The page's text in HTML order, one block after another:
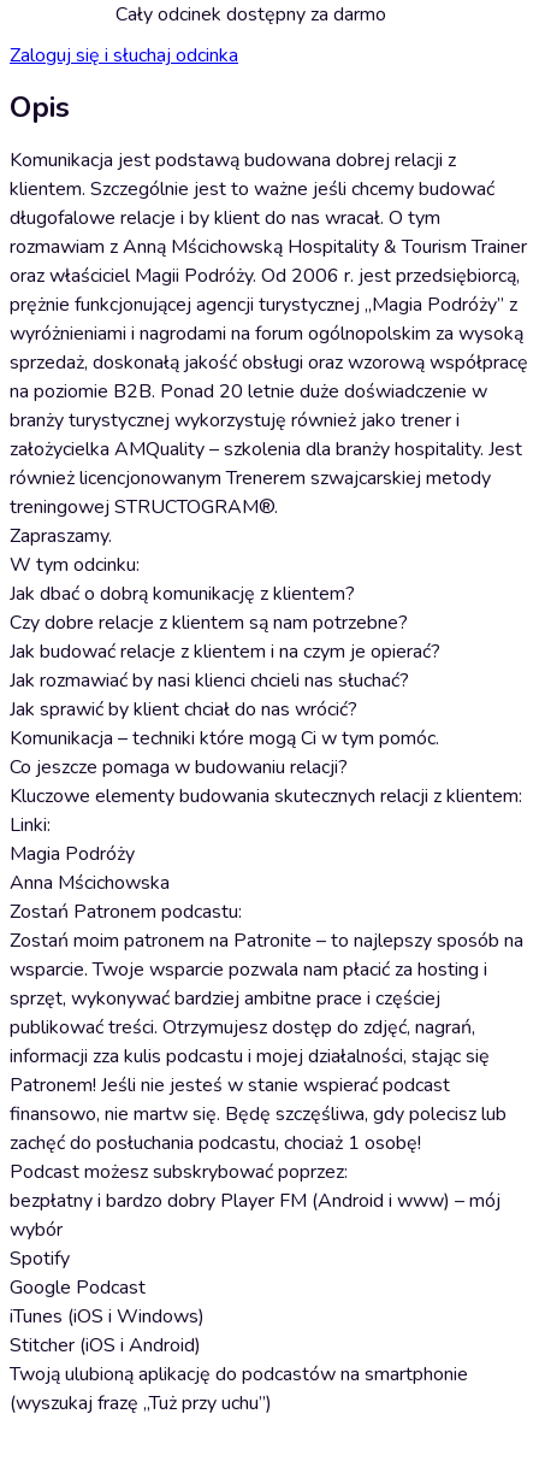
Cały odcinek dostępny za darmo
Zaloguj się i słuchaj odcinka
Opis
Komunikacja jest podstawą budowana dobrej relacji z
klientem. Szczególnie jest to ważne jeśli chcemy budować
długofalowe relacje i by klient do nas wracał. O tym
rozmawiam z Anną Mścichowską Hospitality & Tourism Trainer
oraz właściciel Magii Podróży. Od 2006 r. jest przedsiębiorcą,
prężnie funkcjonującej agencji turystycznej „Magia Podróży” z
wyróżnieniami i nagrodami na forum ogólnopolskim za wysoką
sprzedaż, doskonałą jakość obsługi oraz wzorową współpracę
na poziomie B2B. Ponad 20 letnie duże doświadczenie w
branży turystycznej wykorzystuję również jako trener i
założycielka AMQuality – szkolenia dla branży hospitality. Jest
również licencjonowanym Trenerem szwajcarskiej metody
treningowej STRUCTOGRAM®.
Zapraszamy.
W tym odcinku:
Jak dbać o dobrą komunikację z klientem?
Czy dobre relacje z klientem są nam potrzebne?
Jak budować relacje z klientem i na czym je opierać?
Jak rozmawiać by nasi klienci chcieli nas słuchać?
Jak sprawić by klient chciał do nas wrócić?
Komunikacja – techniki które mogą Ci w tym pomóc.
Co jeszcze pomaga w budowaniu relacji?
Kluczowe elementy budowania skutecznych relacji z klientem:
Linki:
Magia Podróży
Anna Mścichowska
Zostań Patronem podcastu:
Zostań moim patronem na Patronite – to najlepszy sposób na
wsparcie. Twoje wsparcie pozwala nam płacić za hosting i
sprzęt, wykonywać bardziej ambitne prace i częściej
publikować treści. Otrzymujesz dostęp do zdjęć, nagrań,
informacji zza kulis podcastu i mojej działalności, stając się
Patronem! Jeśli nie jesteś w stanie wspierać podcast
finansowo, nie martw się. Będę szczęśliwa, gdy polecisz lub
zachęć do posłuchania podcastu, chociaż 1 osobę!
Podcast możesz subskrybować poprzez:
bezpłatny i bardzo dobry Player FM (Android i www) – mój
wybór
Spotify
Google Podcast
iTunes (iOS i Windows)
Stitcher (iOS i Android)
Twoją ulubioną aplikację do podcastów na smartphonie
(wyszukaj frazę „Tuż przy uchu”)